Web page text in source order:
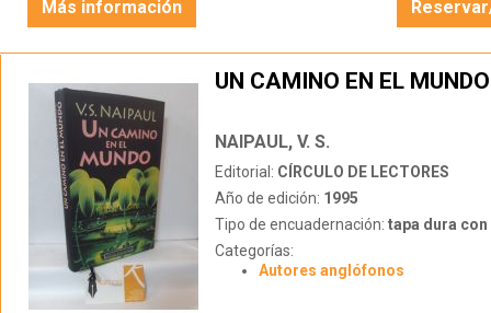
Más información
UN CAMINO EN EL MUNDO
NAIPAUL, V. S.
Editorial: CÍRCULO DE LECTORES
Año de edición: 1995
Tipo de encuadernación: tapa dura con
Categorías:
Autores anglófonos